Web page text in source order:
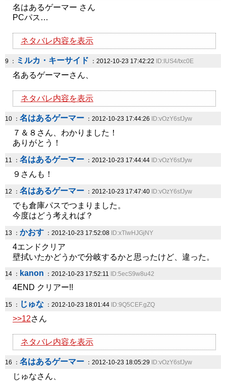
名はあるゲーマー さん
PCパス…
ネタバレ内容を表示
9 ： ミルカ・キーサイド ：2012-10-23 17:42:22 ID:IUS4/txc0E
名あるゲーマーさん、
ネタバレ内容を表示
10 ： 名はあるゲーマー ：2012-10-23 17:44:26 ID:vOzY6sfJyw
７＆８さん、わかりました！
ありがとう！
11 ： 名はあるゲーマー ：2012-10-23 17:44:44 ID:vOzY6sfJyw
９さんも！
12 ： 名はあるゲーマー ：2012-10-23 17:47:40 ID:vOzY6sfJyw
でも倉庫パスでつまりました。
今度はどう考えれば？
13 ： かおす ：2012-10-23 17:52:08 ID:xTlwHJGjNY
4エンドクリア
壁拭いたかどうかで分岐するかと思ったけど、違った。
14 ： kanon ：2012-10-23 17:52:11 ID:5ecS9w8u42
4END クリアー!!
15 ： じゅな ：2012-10-23 18:01:44 ID:9Q5CEF.gZQ
>>12さん
ネタバレ内容を表示
16 ： 名はあるゲーマー ：2012-10-23 18:05:29 ID:vOzY6sfJyw
じゅなさん、